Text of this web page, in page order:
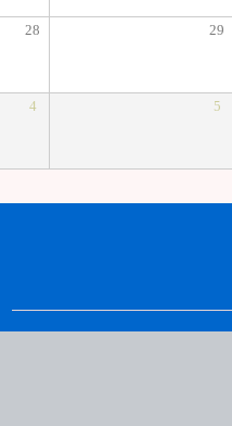
28 29
4 5